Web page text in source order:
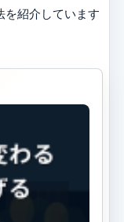
を紹介しています